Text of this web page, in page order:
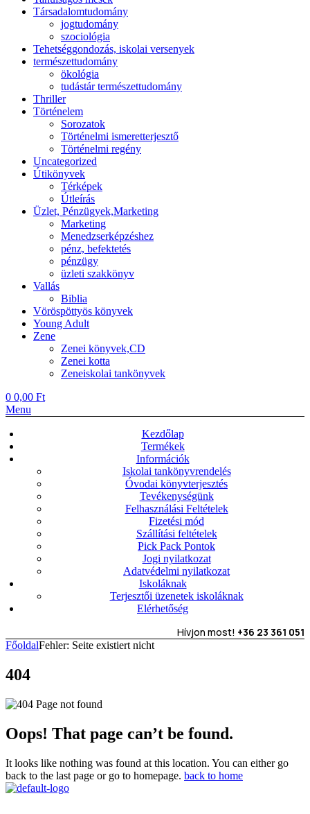
Társadalomtudomány
jogtudomány
szociológia
Tehetséggondozás, iskolai versenyek
természettudomány
ökológia
tudástár természettudomány
Thriller
Történelem
Sorozatok
Történelmi ismeretterjesztő
Történelmi regény
Uncategorized
Útikönyvek
Térképek
Útleírás
Üzlet, Pénzügyek,Marketing
Marketing
Menedzserképzéshez
pénz, befektetés
pénzügy
üzleti szakkönyv
Vallás
Biblia
Vöröspöttyös könyvek
Young Adult
Zene
Zenei könyvek,CD
Zenei kotta
Zeneiskolai tankönyvek
0 0,00 Ft
Menu
Kezdőlap
Termékek
Információk
Iskolai tankönyvrendelés
Óvodai könyvterjesztés
Tevékenységünk
Felhasználási Feltételek
Fizetési mód
Szállítási feltételek
Pick Pack Pontok
Jogi nyilatkozat
Adatvédelmi nyilatkozat
Iskoláknak
Terjesztői üzenetek iskoláknak
Elérhetőség
Hívjon most! +36 23 361 051
FőoldalFehler: Seite existiert nicht
404
Oops! That page can’t be found.
It looks like nothing was found at this location. You can either go
back to the last page or go to homepage. back to home